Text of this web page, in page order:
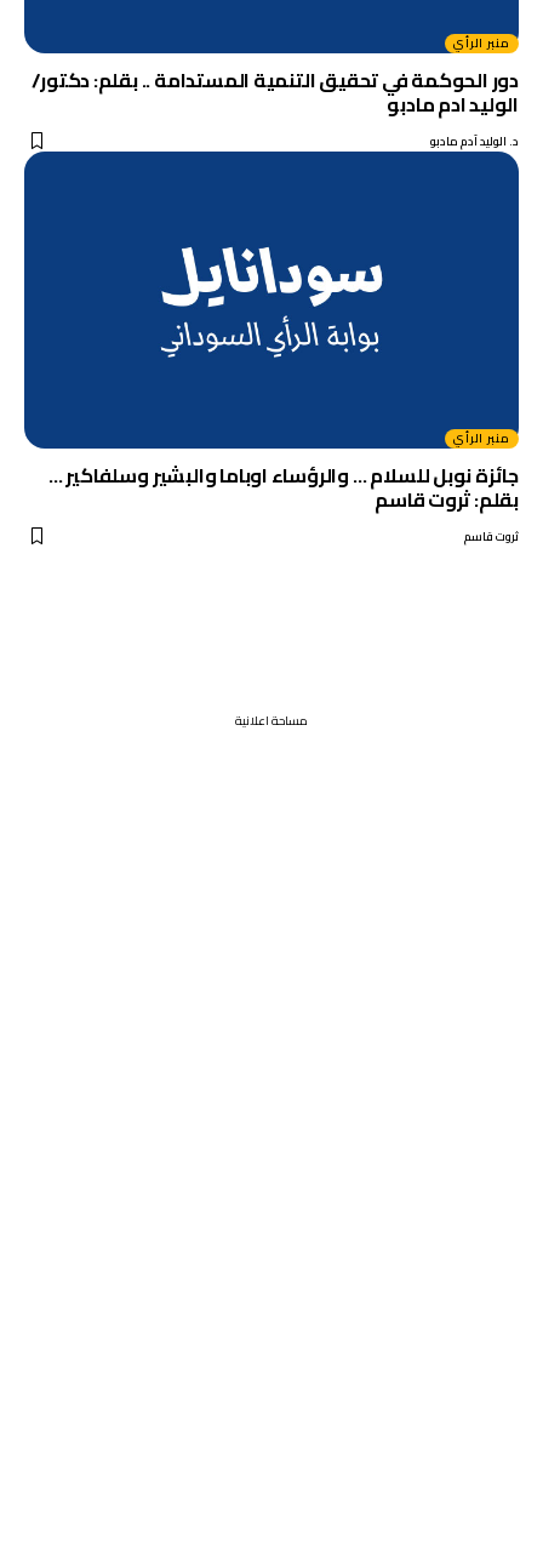
منبر الرأي
دور الحوكمة في تحقيق التنمية المستدامة .. بقلم: دكتور/
الوليد ادم مادبو
د. الوليد آدم مادبو
منبر الرأي
جائزة نوبل للسلام … والرؤساء اوباما والبشير وسلفاكير …
بقلم: ثروت قاسم
ثروت قاسم
مساحة اعلانية